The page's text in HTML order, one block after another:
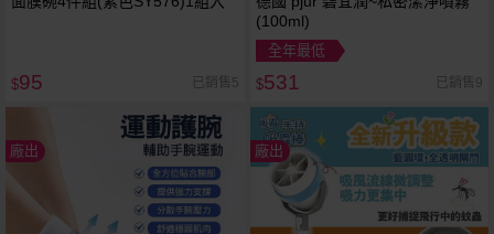
$95 已銷售5
(100ml)
全年最低
$531 已銷售9
廠出 廠出